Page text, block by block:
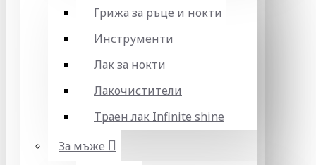
Грижа за ръце и нокти
Инструменти
Лак за нокти
Лакочистители
Траен лак Infinite shine
За мъже